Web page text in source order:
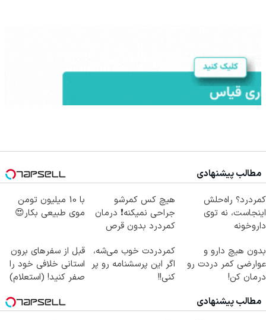
مطالب پیشنهادی
کمردرد؟ راه‌حلش
اینجاست، نه توی
داروخونه
هیچ کس کمرشو
جراحی نمیکنه❗ درمان
کمردرد بدون قرص
با 10 میلیون تومن
موی طبیعی بکار😍
بدون هیچ دارو و
عوارضی کمر دردت رو
درمان کن!
کمردردت خوب می‌شه،
اگر این پرسشنامه رو پر
کنی!!
قبل از سفرهای برون
استانی خلافی خود را
صفر کنید! (استعلام)
مطالب پیشنهادی